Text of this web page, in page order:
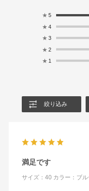
★ 5
★ 4
★ 3
★ 2
★ 1
絞り込み
満足です
サイズ：40 カラー：ブル